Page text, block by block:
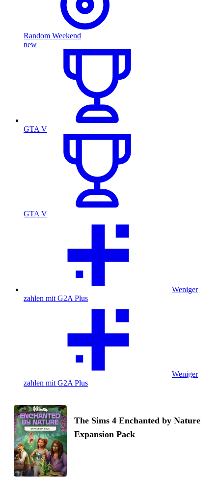
Random Weekend
new
GTA V
GTA V
Weniger
zahlen mit G2A Plus
Weniger
zahlen mit G2A Plus
The Sims 4 Enchanted by Nature
Expansion Pack